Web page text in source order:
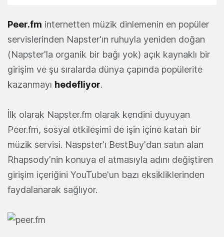
Peer.fm internetten müzik dinlemenin en popüler
servislerinden Napster'ın ruhuyla yeniden doğan
(Napster'la organik bir bağı yok) açık kaynaklı bir
girişim ve şu sıralarda dünya çapında popülerite
kazanmayı hedefliyor.
İlk olarak Napster.fm olarak kendini duyuyan
Peer.fm, sosyal etkileşimi de işin içine katan bir
müzik servisi. Naspster'ı BestBuy'dan satın alan
Rhapsody'nin konuya el atmasıyla adını değiştiren
girişim içeriğini YouTube'un bazı eksikliklerinden
faydalanarak sağlıyor.